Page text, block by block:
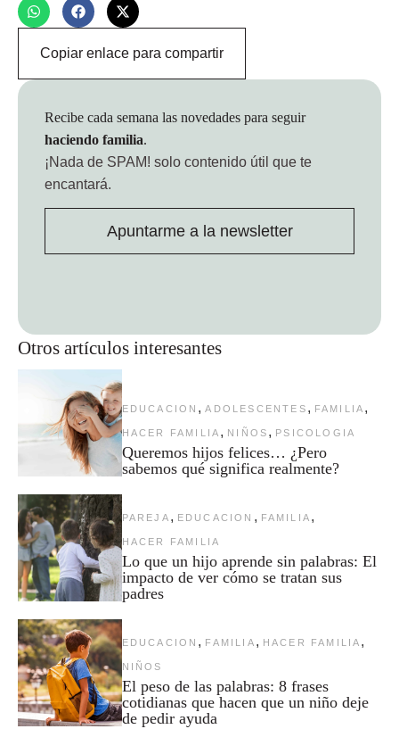
Copiar enlace para compartir
Otros artículos interesantes
EDUCACION , ADOLESCENTES , FAMILIA ,
HACER FAMILIA , NIÑOS , PSICOLOGIA
Queremos hijos felices… ¿Pero
sabemos qué significa realmente?
PAREJA , EDUCACION , FAMILIA ,
HACER FAMILIA
Lo que un hijo aprende sin palabras: El
impacto de ver cómo se tratan sus
padres
EDUCACION , FAMILIA , HACER FAMILIA ,
NIÑOS
El peso de las palabras: 8 frases
cotidianas que hacen que un niño deje
de pedir ayuda
Recibe cada semana las novedades para seguir
haciendo familia.
¡Nada de SPAM! solo contenido útil que te
encantará.
Apuntarme a la newsletter